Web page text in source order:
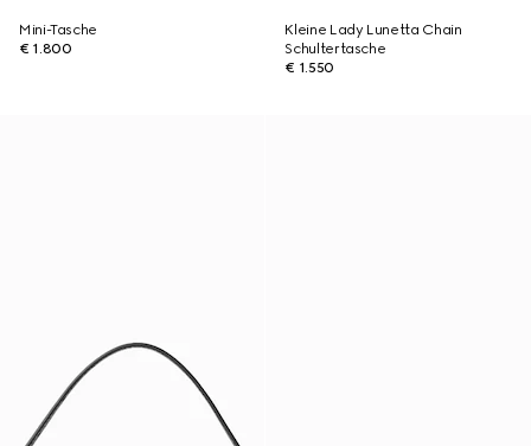
Mini-Tasche
€ 1.800
Kleine Lady Lunetta Chain
Schultertasche
€ 1.550